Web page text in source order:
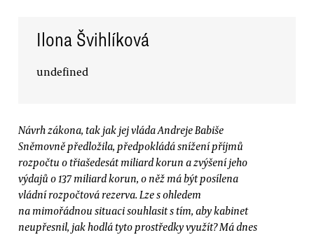
Ilona Švihlíková
undefined
Návrh zákona, tak jak jej vláda Andreje Babiše
Sněmovně předložila, předpokládá snížení příjmů
rozpočtu o třiašedesát miliard korun a zvýšení jeho
výdajů o 137 miliard korun, o něž má být posílena
vládní rozpočtová rezerva. Lze s ohledem
na mimořádnou situaci souhlasit s tím, aby kabinet
neupřesnil, jak hodlá tyto prostředky využít? Má dnes